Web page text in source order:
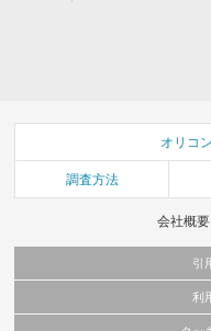
オリコ
調査方法
会社概要
引
当サイトで公開されている情報（文
利